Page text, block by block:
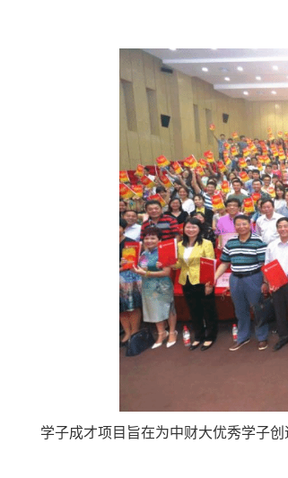
学子成才项目旨在为中财大优秀学子